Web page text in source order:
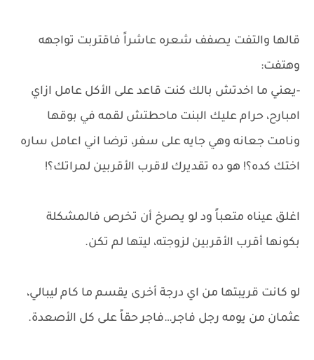
قالها والتفت يصفف شعره عاشراً فاقتربت تواجهه
وهتفت:
-يعني ما اخدتش بالك كنت قاعد على الأكل عامل ازاي
امبارح، حرام عليك البنت ماحطتش لقمه في بوقها
ونامت جعانه وهي جايه على سفر، ترضا اني اعامل ساره
اختك كده؟! هو ده تقديرك لاقرب الأقربين لمراتك؟!
اغلق عيناه متعباً ود لو يصرخ أن تخرص فالمشكلة
بكونها أقرب الأقربين لزوجته، ليتها لم تكن.
لو كانت قريبتها من اي درجة أخرى يقسم ما كام ليبالي،
عثمان من يومه رجل فاجر…فاجر حقاً على كل الأصعدة.